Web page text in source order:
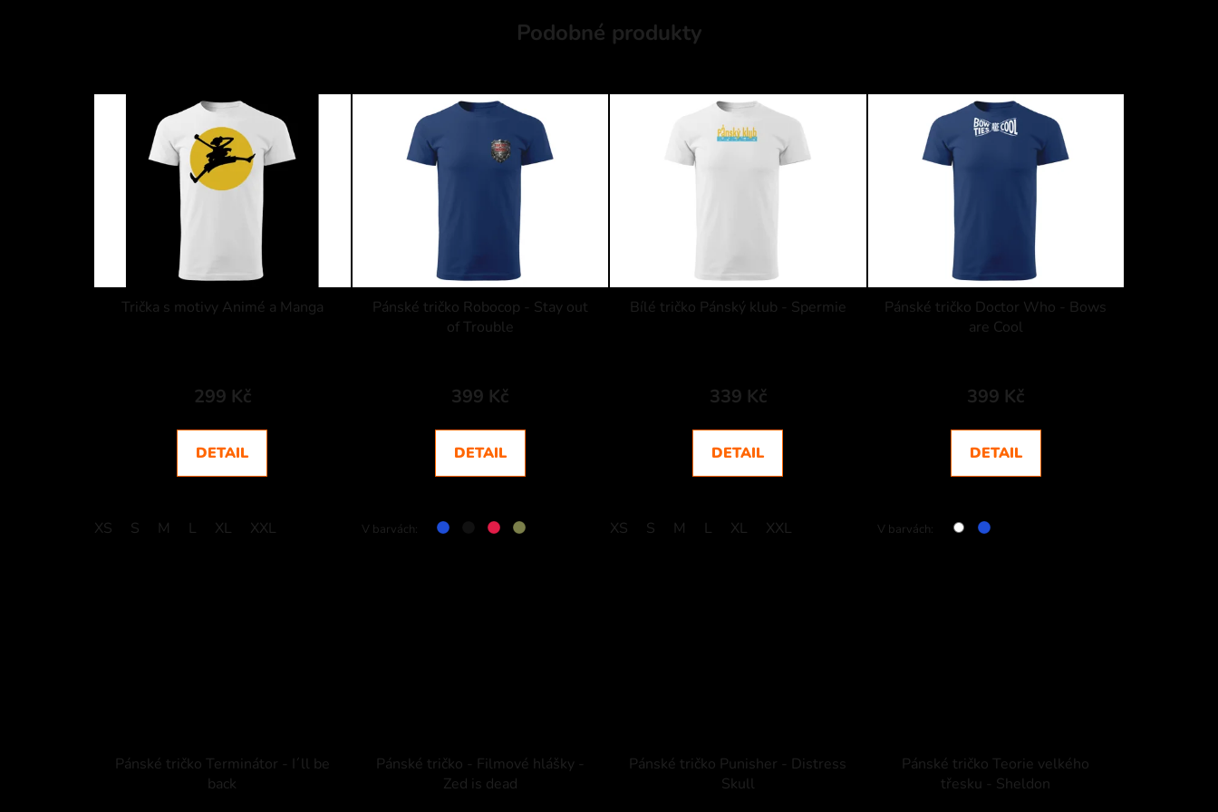
Podobné produkty
Trička s motivy Animé a Manga
299 Kč
DETAIL
XS S M L XL XXL
Pánské tričko Robocop - Stay out
of Trouble
399 Kč
DETAIL
V barvách:
Bílé tričko Pánský klub - Spermie
339 Kč
DETAIL
XS S M L XL XXL
Pánské tričko Doctor Who - Bows
are Cool
399 Kč
DETAIL
V barvách:
Pánské tričko Terminátor - I´ll be
back
Pánské tričko - Filmové hlášky -
Zed is dead
Pánské tričko Punisher - Distress
Skull
Pánské tričko Teorie velkého
třesku - Sheldon